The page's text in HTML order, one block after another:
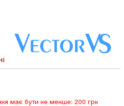
має бути не менше: 200 грн